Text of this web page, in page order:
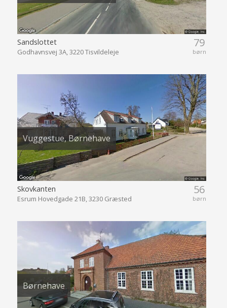
79
børn
Sandslottet
Godhavnsvej 3A, 3220 Tisvildeleje
Vuggestue, Børnehave
56
børn
Skovkanten
Esrum Hovedgade 21B, 3230 Græsted
Børnehave